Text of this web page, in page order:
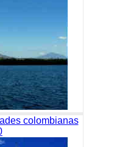
colombianas